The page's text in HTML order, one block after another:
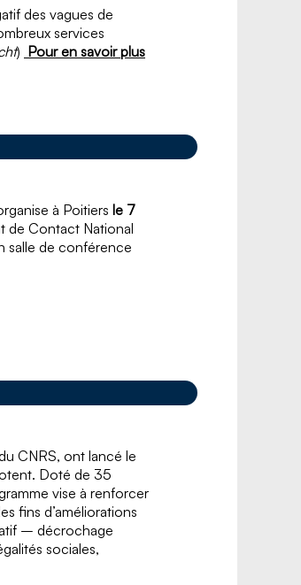
des vagues de
services
) Pour en savoir plus
à Poitiers le 7
de Contact National
salle de conférence
CNRS, ont lancé le
Doté de 35
vise à renforcer
fins d’améliorations
– décrochage
sociales,